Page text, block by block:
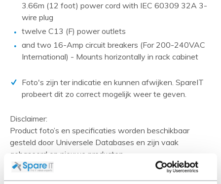
3.66m (12 foot) power cord with IEC 60309 32A 3-
wire plug
twelve C13 (F) power outlets
and two 16-Amp circuit breakers (For 200-240VAC
International) - Mounts horizontally in rack cabinet
Foto's zijn ter indicatie en kunnen afwijken. SpareIT
probeert dit zo correct mogelijk weer te geven.
Disclaimer:
Product foto’s en specificaties worden beschikbaar
gesteld door Universele Databases en zijn vaak
gebaseerd op nieuwe producten.
Wanneer het artikel een 'Refurbished product' betreft is
deze door ons getest en heeft het een A-grade conditie